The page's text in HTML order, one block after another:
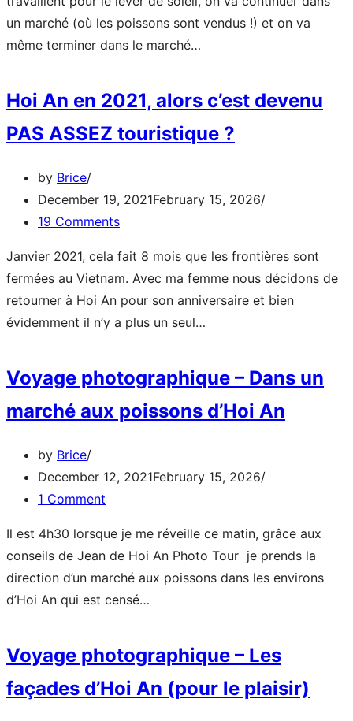
un marché (où les poissons sont vendus !) et on va
même terminer dans le marché…
poisson
à
–
Pics
of
Asia
2021
1/4
Hoi An en 2021, alors c’est devenu
PAS ASSEZ touristique ?
by Brice
December 19, 2021February 15, 2026
19 Comments
Janvier 2021, cela fait 8 mois que les frontières sont
fermées au Vietnam. Avec ma femme nous décidons de
retourner à Hoi An pour son anniversaire et bien
évidemment il n’y a plus un seul…
2021,
alors
PAS
?
Voyage photographique – Dans un
marché aux poissons d’Hoi An
by Brice
December 12, 2021February 15, 2026
1 Comment
Il est 4h30 lorsque je me réveille ce matin, grâce aux
conseils de Jean de Hoi An Photo Tour je prends la
direction d’un marché aux poissons dans les environs
d’Hoi An qui est censé…
Dans
un
Voyage photographique – Les
façades d’Hoi An (pour le plaisir)